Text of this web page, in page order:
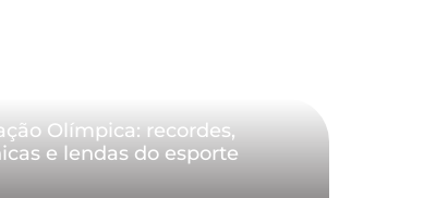
Olímpica: recordes,
e lendas do esporte